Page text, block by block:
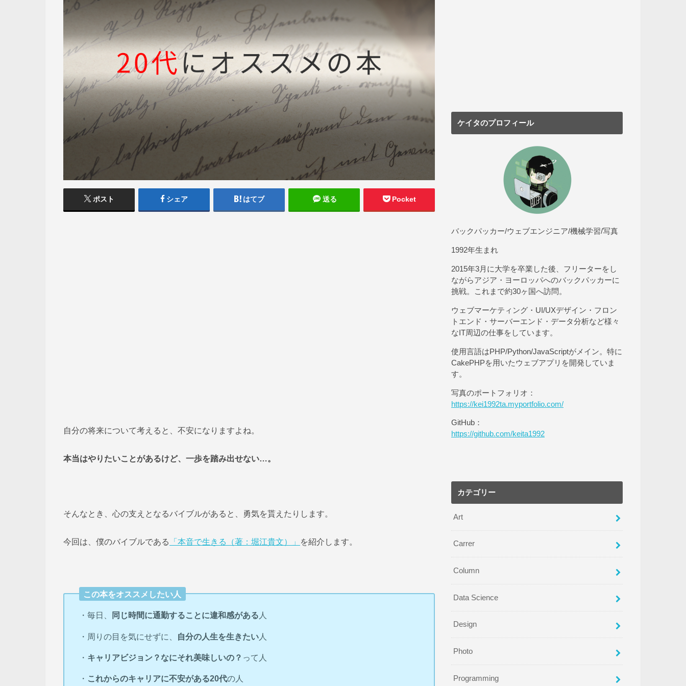
ポスト シェア はてブ 送る Pocket
自分の将来について考えると、不安になりますよね。
本当はやりたいことがあるけど、一歩を踏み出せない…。
そんなとき、心の支えとなるバイブルがあると、勇気を貰えたりします。
今回は、僕のバイブルである 「本音で生きる（著：堀江貴文）」 を紹介します。
この本をオススメしたい人
・毎日、 同じ時間に通勤することに違和感がある 人
・周りの目を気にせずに、 自分の人生を生きたい 人
・ キャリアビジョン？なにそれ美味しいの？ って人
・ これからのキャリアに不安がある20代の人
ケイタのプロフィール
バックパッカー/ウェブエンジニア/機械学習/写真
1992年生まれ
2015年3月に大学を卒業した後、フリーターをし
ながらアジア・ヨーロッパへのバックパッカーに
挑戦。これまで約30ヶ国へ訪問。
ウェブマーケティング・UI/UXデザイン・フロン
トエンド・サーバーエンド・データ分析など様々
なIT周辺の仕事をしています。
使用言語はPHP/Python/JavaScriptがメイン。特に
CakePHPを用いたウェブアプリを開発していま
す。
写真のポートフォリオ：
https://kei1992ta.myportfolio.com/
GitHub：
https://github.com/keita1992
カテゴリー
Art
Carrer
Column
Data Science
Design
Photo
Programming